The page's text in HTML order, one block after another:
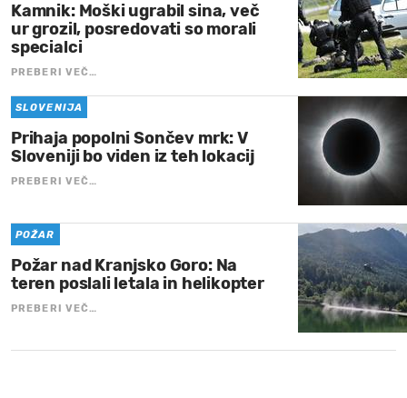
Kamnik: Moški ugrabil sina, več
ur grozil, posredovati so morali
specialci
PREBERI VEČ…
SLOVENIJA
Prihaja popolni Sončev mrk: V
Sloveniji bo viden iz teh lokacij
PREBERI VEČ…
POŽAR
Požar nad Kranjsko Goro: Na
teren poslali letala in helikopter
PREBERI VEČ…